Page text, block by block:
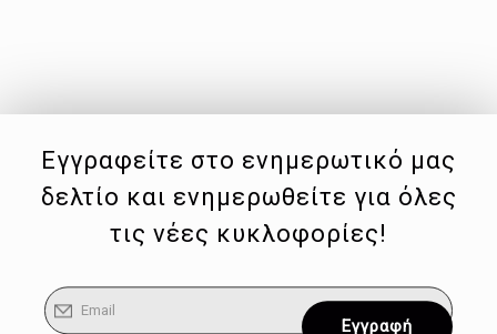
Εγγραφείτε στο ενημερωτικό μας
δελτίο και ενημερωθείτε για όλες
τις νέες κυκλοφορίες!